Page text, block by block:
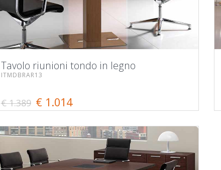
Tavolo riunioni tondo in legno
ITMDBRAR13
€ 1.389 € 1.014